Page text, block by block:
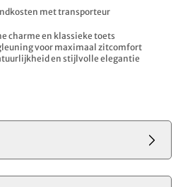
met transporteur
charme en klassieke toets
voor maximaal zitcomfort
en stijlvolle elegantie